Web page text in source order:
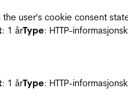
the user's cookie consent
: 1 årType: HTTP-
: 1 årType: HTTP-